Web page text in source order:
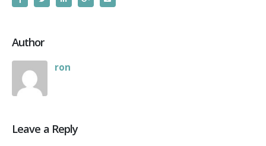
Author
ron
Leave a Reply